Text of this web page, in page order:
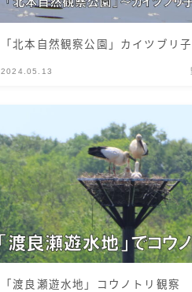
「北本自然観察公園」カイツブリ
2024.05.13
「渡良瀬遊水地」コウノトリ観察